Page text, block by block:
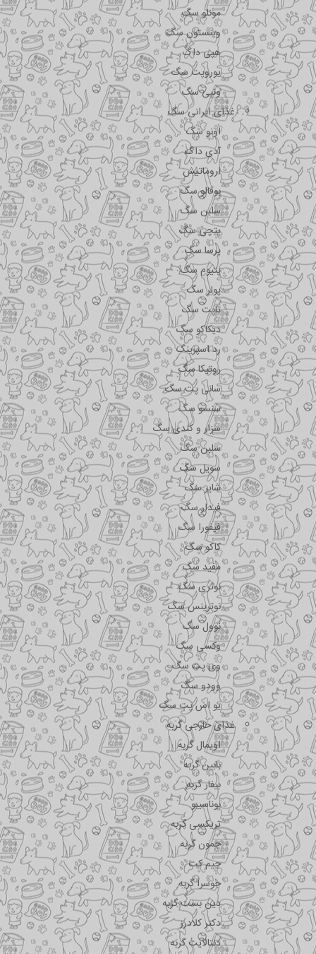
مونلو سگ
وینستون سگ
هپی داگ
یوروپت سگ
ونپی سگ
غذای ایرانی سگ
اونو سگ
آدی داگ
اروماتیش
بوفالو سگ
سلبن سگ
پتچی سگ
پرسا سگ
پتیوم سگ
پولر سگ
تاپت سگ
دیکاکو سگ
رد اسپرینگ
روتیکا سگ
سانی پت سگ
سنسو سگ
سزار و کندی سگ
سلبن سگ
سویل سگ
شایر سگ
فیدار سگ
فیفورا سگ
کاکو سگ
مفید سگ
نوتری سگ
نوترینس سگ
نوول سگ
وکسی سگ
وی پت سگ
وودو سگ
یو اس پت سگ
غذای خارجی گربه
اویمال گربه
بابین گربه
بیفار گربه
بوناسیبو
تریکسی گربه
جمون گربه
جیم کت
جوسرا گربه
دین بست گربه
دکتر کلادرز
دنتالایت گربه